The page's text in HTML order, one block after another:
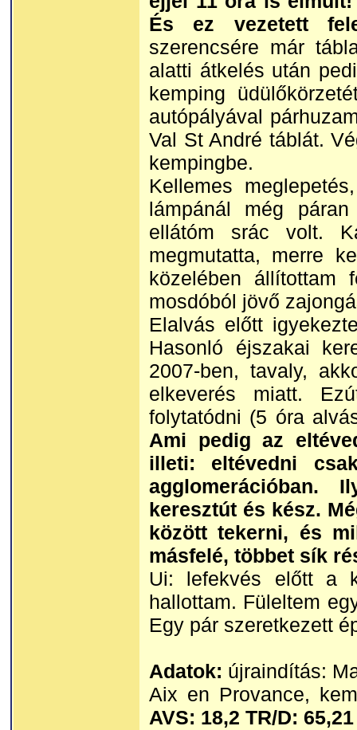
És ez vezetett
szerencsére már
alatti átkelés után
kemping
autópályával
Val St André táblát.
kempingbe.
Kellemes
lámpánál még
ellátóm srác volt.
megmutatta, merre
közelében állítottam
mosdóból jövő
Elalvás előtt
Hasonló éjszakai
2007-ben, tavaly,
elkeverés miatt.
folytatódni (5 óra
Ami pedig az
illeti: eltévedni
agglomerációban.
keresztút és kész.
között tekerni, és
másfelé, többet sík
Ui: lefekvés előtt a
hallottam. Füleltem
Egy pár szeretkezett
Adatok: újraindítás:
Aix en Provance,
AVS: 18,2 TR/D: 65,21